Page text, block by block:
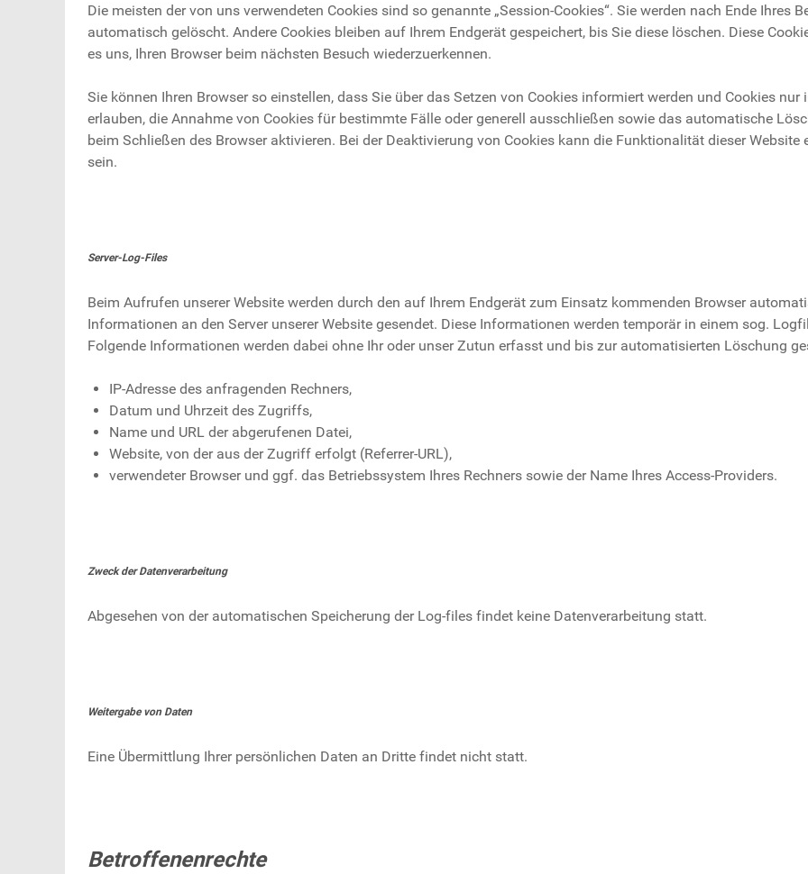
Die meisten der von uns verwendeten Cookies sind so genannte „Session-Cookies“. Sie werden nach Ende Ihres
automatisch gelöscht. Andere Cookies bleiben auf Ihrem Endgerät gespeichert, bis Sie diese löschen. Diese
es uns, Ihren Browser beim nächsten Besuch wiederzuerkennen.
Sie können Ihren Browser so einstellen, dass Sie über das Setzen von Cookies informiert werden und Cookies nur
erlauben, die Annahme von Cookies für bestimmte Fälle oder generell ausschließen sowie das automatische
beim Schließen des Browser aktivieren. Bei der Deaktivierung von Cookies kann die Funktionalität dieser Website
sein.
Server-Log-Files
Beim Aufrufen unserer Website werden durch den auf Ihrem Endgerät zum Einsatz kommenden Browser
Informationen an den Server unserer Website gesendet. Diese Informationen werden temporär in einem sog.
Folgende Informationen werden dabei ohne Ihr oder unser Zutun erfasst und bis zur automatisierten Löschung
IP-Adresse des anfragenden Rechners,
Datum und Uhrzeit des Zugriffs,
Name und URL der abgerufenen Datei,
Website, von der aus der Zugriff erfolgt (Referrer-URL),
verwendeter Browser und ggf. das Betriebssystem Ihres Rechners sowie der Name Ihres Access-Providers.
Zweck der Datenverarbeitung
Abgesehen von der automatischen Speicherung der Log-files findet keine Datenverarbeitung statt.
Weitergabe von Daten
Eine Übermittlung Ihrer persönlichen Daten an Dritte findet nicht statt.
Betroffenenrechte